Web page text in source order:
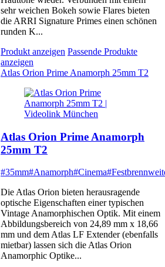
sehr weichen Bokeh sowie Flares bieten
die ARRI Signature Primes einen schönen
runden K...
Produkt anzeigen Passende Produkte
anzeigen
Atlas Orion Prime Anamorph 25mm T2
Atlas Orion Prime Anamorph
25mm T2
#35mm#Anamorph#Cinema
Die Atlas Orion bieten herausragende
optische Eigenschaften einer typischen
Vintage Anamorphischen Optik. Mit einem
Abbildungsbereich von 24,89 mm x 18,66
mm und dem Atlas LF Extender (ebenfalls
mietbar) lassen sich die Atlas Orion
Anamorphic Optike...